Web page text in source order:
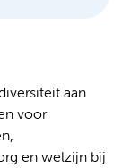
aan
voor
en welzijn bij